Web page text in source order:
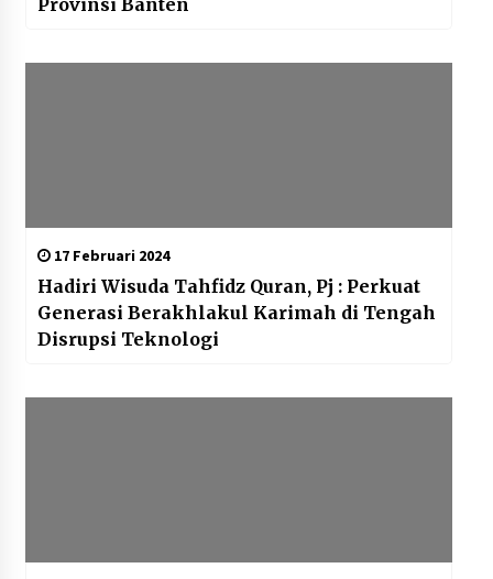
Provinsi Banten
17 Februari 2024
Hadiri Wisuda Tahfidz Quran, Pj : Perkuat
Generasi Berakhlakul Karimah di Tengah
Disrupsi Teknologi